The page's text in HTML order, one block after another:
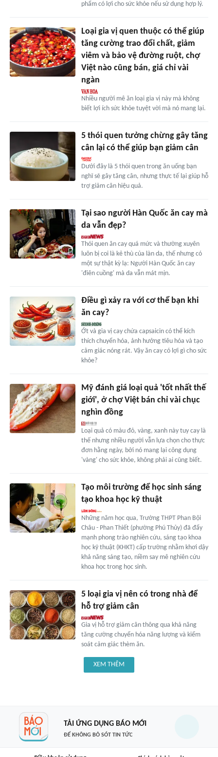
phẩm có lợi cho sức khỏe nếu sử dụng hợp lý.
Loại gia vị quen thuộc có thể giúp
tăng cường trao đổi chất, giảm
viêm và bảo vệ đường ruột, chợ
Việt nào cũng bán, giá chỉ vài
ngàn
Nhiều người mê ăn loại gia vị này mà không
biết lợi ích sức khỏe tuyệt vời mà nó mang lại.
5 thói quen tưởng chừng gây tăng
cân lại có thể giúp bạn giảm cân
Dưới đây là 5 thói quen trong ăn uống bạn
nghĩ sẽ gây tăng cân, nhưng thực tế lại giúp hỗ
trợ giảm cân hiệu quả.
Tại sao người Hàn Quốc ăn cay mà
da vẫn đẹp?
Thói quen ăn cay quá mức và thường xuyên
luôn bị coi là kẻ thù của làn da, thế nhưng có
một sự thật kỳ lạ: Người Hàn Quốc ăn cay
'điên cuồng' mà da vẫn mát mịn.
Điều gì xảy ra với cơ thể bạn khi
ăn cay?
Ớt và gia vị cay chứa capsaicin có thể kích
thích chuyển hóa, ảnh hưởng tiêu hóa và tạo
cảm giác nóng rát. Vậy ăn cay có lợi gì cho sức
khỏe?
Mỹ đánh giá loại quả 'tốt nhất thế
giới', ở chợ Việt bán chỉ vài chục
nghìn đồng
Loại quả có màu đỏ, vàng, xanh này tuy cay là
thế nhưng nhiều người vẫn lựa chọn cho thực
đơn hằng ngày, bởi nó mang lại công dụng
'vàng' cho sức khỏe, không phải ai cũng biết.
Tạo môi trường để học sinh sáng
tạo khoa học kỹ thuật
Những năm học qua, Trường THPT Phan Bội
Châu - Phan Thiết (phường Phú Thủy) đã đẩy
mạnh phong trào nghiên cứu, sáng tạo khoa
học kỹ thuật (KHKT) cấp trường nhằm khơi dậy
khả năng sáng tạo, niềm say mê nghiên cứu
khoa học trong học sinh.
5 loại gia vị nên có trong nhà để
hỗ trợ giảm cân
Gia vị hỗ trợ giảm cân thông qua khả năng
tăng cường chuyển hóa năng lượng và kiểm
soát cảm giác thèm ăn.
XEM THÊM
TẢI ỨNG DỤNG BÁO MỚI
ĐỂ KHÔNG BỎ SÓT TIN TỨC